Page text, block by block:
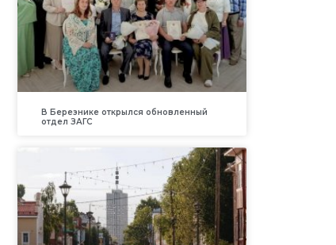
В Березнике открылся обновленный
отдел ЗАГС